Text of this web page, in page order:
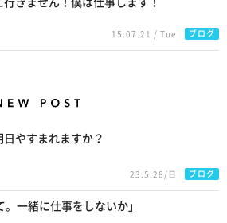
きません！僕は仕事します！
15.07.21 / Tue ブログ
日やすまれますか？
23.5.28/日 ブログ
。一緒に仕事をしないか」